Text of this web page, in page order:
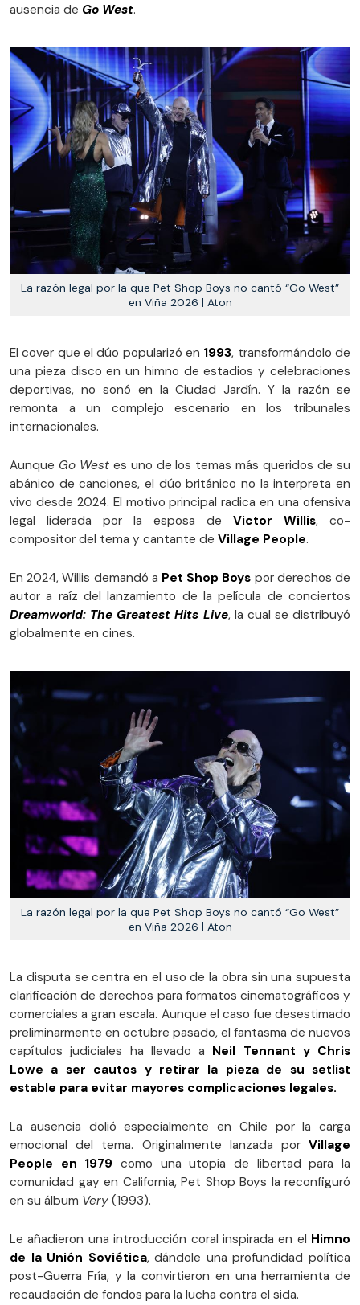
ausencia de Go West.
La razón legal por la que Pet Shop Boys no cantó “Go West”
en Viña 2026 | Aton
El cover que el dúo popularizó en 1993, transformándolo de
una pieza disco en un himno de estadios y celebraciones
deportivas, no sonó en la Ciudad Jardín. Y la razón se
remonta a un complejo escenario en los tribunales
internacionales.
Aunque Go Westes uno de los temas más queridos de su
abánico de canciones, el dúo británico no la interpreta en
vivo desde 2024. El motivo principal radica en una ofensiva
legal liderada por la esposa de Victor Willis, co-
compositor del tema y cantante de Village People.
En 2024, Willis demandó a Pet Shop Boys por derechos de
autor a raíz del lanzamiento de la película de conciertos
Dreamworld: The Greatest Hits Live, la cual se distribuyó
globalmente en cines.
La razón legal por la que Pet Shop Boys no cantó “Go West”
en Viña 2026 | Aton
La disputa se centra en el uso de la obra sin una supuesta
clarificación de derechos para formatos cinematográficos y
comerciales a gran escala. Aunque el caso fue desestimado
preliminarmente en octubre pasado, el fantasma de nuevos
capítulos judiciales ha llevado a Neil Tennant y Chris
Lowe a ser cautos y retirar la pieza de su setlist
estable para evitar mayores complicaciones legales.
La ausencia dolió especialmente en Chile por la carga
emocional del tema. Originalmente lanzada por Village
People en 1979 como una utopía de libertad para la
comunidad gay en California, Pet Shop Boys la reconfiguró
en su álbum Very (1993).
Le añadieron una introducción coral inspirada en el Himno
de la Unión Soviética, dándole una profundidad política
post-Guerra Fría, y la convirtieron en una herramienta de
recaudación de fondos para la lucha contra el sida.